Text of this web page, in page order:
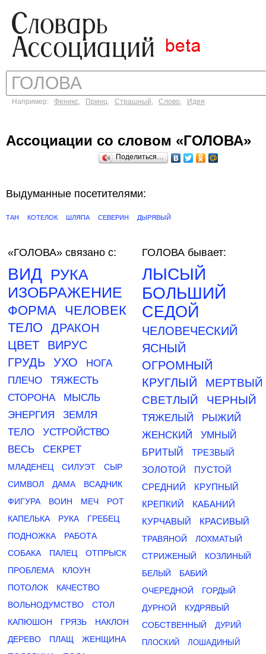
Например: Феникс, Принц, Страшный, Слово, Идея
Ассоциации со словом «ГОЛОВА»
Поделиться…
Выдуманные посетителями:
ТАН КОТЕЛОК ШЛЯПА СЕВЕРИН ДЫРЯВЫЙ
«ГОЛОВА» связано с:
ВИД РУКА
ИЗОБРАЖЕНИЕ
ФОРМА ЧЕЛОВЕК
ТЕЛО
ДРАКОН
ЦВЕТ
ВИРУС
ГРУДЬ
УХО
НОГА
ПЛЕЧО
ТЯЖЕСТЬ
СТОРОНА
МЫСЛЬ
ЭНЕРГИЯ
ЗЕМЛЯ
ТЕЛО
УСТРОЙСТВО
ВЕСЬ
СЕКРЕТ
МЛАДЕНЕЦ СИЛУЭТ
СЫР
СИМВОЛ
ДАМА
ВСАДНИК
ФИГУРА
ВОИН МЕЧ
РОТ
КАПЕЛЬКА
РУКА
ГРЕБЕЦ
ПОДНОЖКА
РАБОТА
СОБАКА
ПАЛЕЦ
ОТПРЫСК
ПРОБЛЕМА
КЛОУН
ПОТОЛОК
КАЧЕСТВО
ВОЛЬНОДУМСТВО
СТОЛ
КАПЮШОН
ГРЯЗЬ
НАКЛОН
ДЕРЕВО
ПЛАЩ
ЖЕНЩИНА
ГОЛОВА бывает:
ЛЫСЫЙ
БОЛЬШИЙ
СЕДОЙ
ЧЕЛОВЕЧЕСКИЙ
ЯСНЫЙ
ОГРОМНЫЙ
КРУГЛЫЙ
МЕРТВЫЙ
СВЕТЛЫЙ
ЧЕРНЫЙ
ТЯЖЕЛЫЙ
РЫЖИЙ
ЖЕНСКИЙ
УМНЫЙ
БРИТЫЙ
ТРЕЗВЫЙ
ЗОЛОТОЙ
ПУСТОЙ
СРЕДНИЙ
КРУПНЫЙ
КРЕПКИЙ
КАБАНИЙ
КУРЧАВЫЙ
КРАСИВЫЙ
ТРАВЯНОЙ
ЛОХМАТЫЙ
СТРИЖЕНЫЙ
КОЗЛИНЫЙ
БЕЛЫЙ
БАБИЙ
ОЧЕРЕДНОЙ
ГОРДЫЙ
ДУРНОЙ
КУДРЯВЫЙ
СОБСТВЕННЫЙ
ДУРИЙ
ПЛОСКИЙ
ЛОШАДИНЫЙ